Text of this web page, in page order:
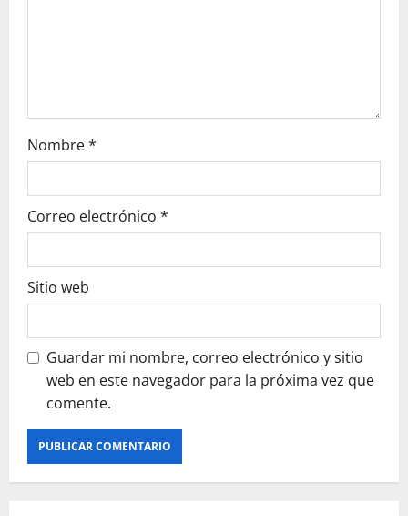
Nombre*
Correo electrónico *
Sitio web
Guardar mi nombre, correo electrónico y sitio
web en este navegador para la próxima vez que
comente.